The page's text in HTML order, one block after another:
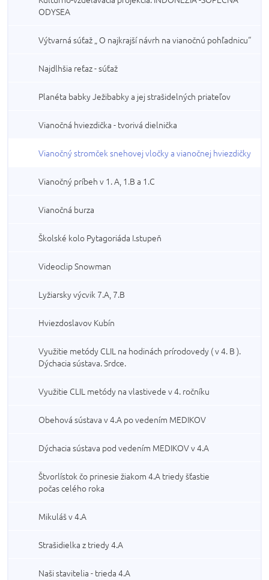
ODYSEA
Výtvarná súťaž „ O najkrajší návrh na vianočnú pohľadnicu“
Najdlhšia reťaz - súťaž
Planéta babky Ježibabky a jej strašidelných priateľov
Vianočná hviezdička - tvorivá dielnička
Vianočný stromček snehovej vločky a vianočnej hviezdičky
Vianočný príbeh v 1. A, 1.B a 1.C
Vianočná burza
Školské kolo Pytagoriáda I.stupeň
Videoclip Snowman
Lyžiarsky výcvik 7.A, 7.B
Hviezdoslavov Kubín
Využitie metódy CLIL na hodinách prírodovedy ( v 4. B ).
Dýchacia sústava. Srdce.
Využitie CLIL metódy na vlastivede v 4. ročníku
Obehová sústava v 4.A po vedením MEDIKOV
Dýchacia sústava pod vedením MEDIKOV v 4.A
Štvorlístok čo prinesie žiakom 4.A triedy šťastie
počas celého roka
Mikuláš v 4.A
Strašidielka z triedy 4.A
Naši stavitelia - trieda 4.A